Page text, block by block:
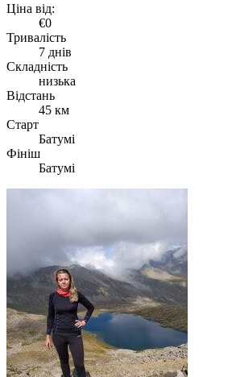
Ціна від:
€0
Тривалість
7 днів
Складність
низька
Відстань
45 км
Старт
Батумі
Фініш
Батумі